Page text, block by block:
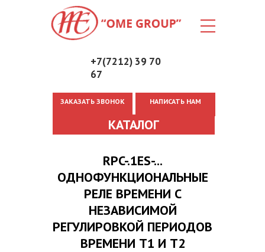
+7(7212) 39 70
67
ЗАКАЗАТЬ ЗВОНОК НАПИСАТЬ НАМ
КАТАЛОГ
RPC-.1ES-...
ОДНОФУНКЦИОНАЛЬНЫЕ
РЕЛЕ ВРЕМЕНИ С
НЕЗАВИСИМОЙ
РЕГУЛИРОВКОЙ ПЕРИОДОВ
ВРЕМЕНИ T1 И T2